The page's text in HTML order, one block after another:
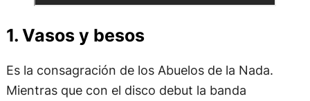
1. Vasos y besos
Es la consagración de los Abuelos de la Nada.
Mientras que con el disco debut la banda